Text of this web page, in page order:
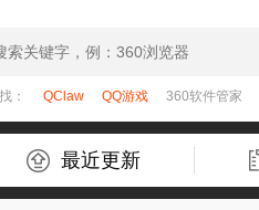
： QClaw QQ游戏 360软件管家
最近更新